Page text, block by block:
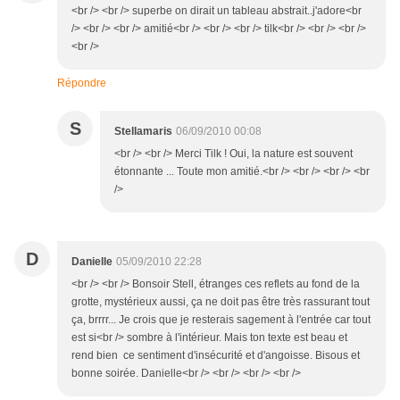
<br /> <br /> superbe on dirait un tableau abstrait..j'adore<br
/> <br /> <br /> amitié<br /> <br /> <br /> tilk<br /> <br /> <br />
<br />
Répondre
S Stellamaris 06/09/2010 00:08
<br /> <br /> Merci Tilk ! Oui, la nature est souvent
étonnante ... Toute mon amitié.<br /> <br /> <br /> <br
/>
D Danielle 05/09/2010 22:28
<br /> <br /> Bonsoir Stell, étranges ces reflets au fond de la
grotte, mystérieux aussi, ça ne doit pas être très rassurant tout
ça, brrrr... Je crois que je resterais sagement à l'entrée car tout
est si<br /> sombre à l'intérieur. Mais ton texte est beau et
rend bien ce sentiment d'insécurité et d'angoisse. Bisous et
bonne soirée. Danielle<br /> <br /> <br /> <br />